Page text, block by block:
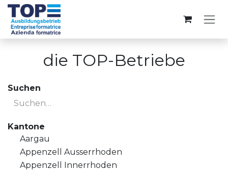
Zum Inhalt springen
die TOP-Betriebe
Suchen
Kantone
Aargau
Appenzell Ausserrhoden
Appenzell Innerrhoden